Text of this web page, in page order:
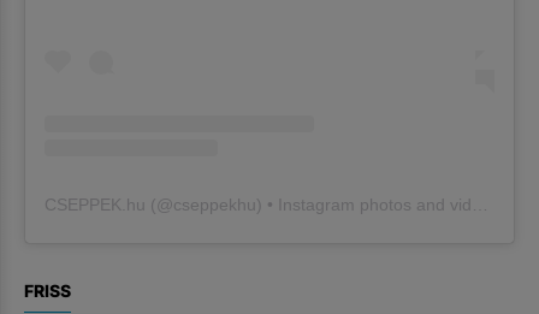
CSEPPEK.hu (@cseppekhu ) • Instagram photos and videos
FRISS